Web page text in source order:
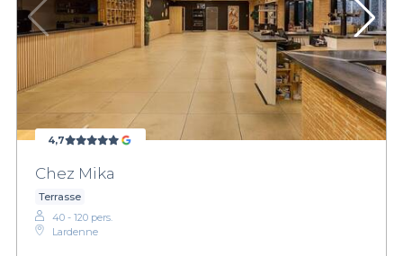
4,7
Chez Mika
Terrasse
40 - 120 pers.
Lardenne